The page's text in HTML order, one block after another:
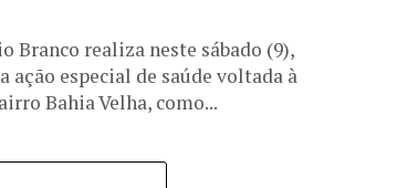
Branco realiza neste sábado (9),
ação especial de saúde voltada à
Bahia Velha, como...